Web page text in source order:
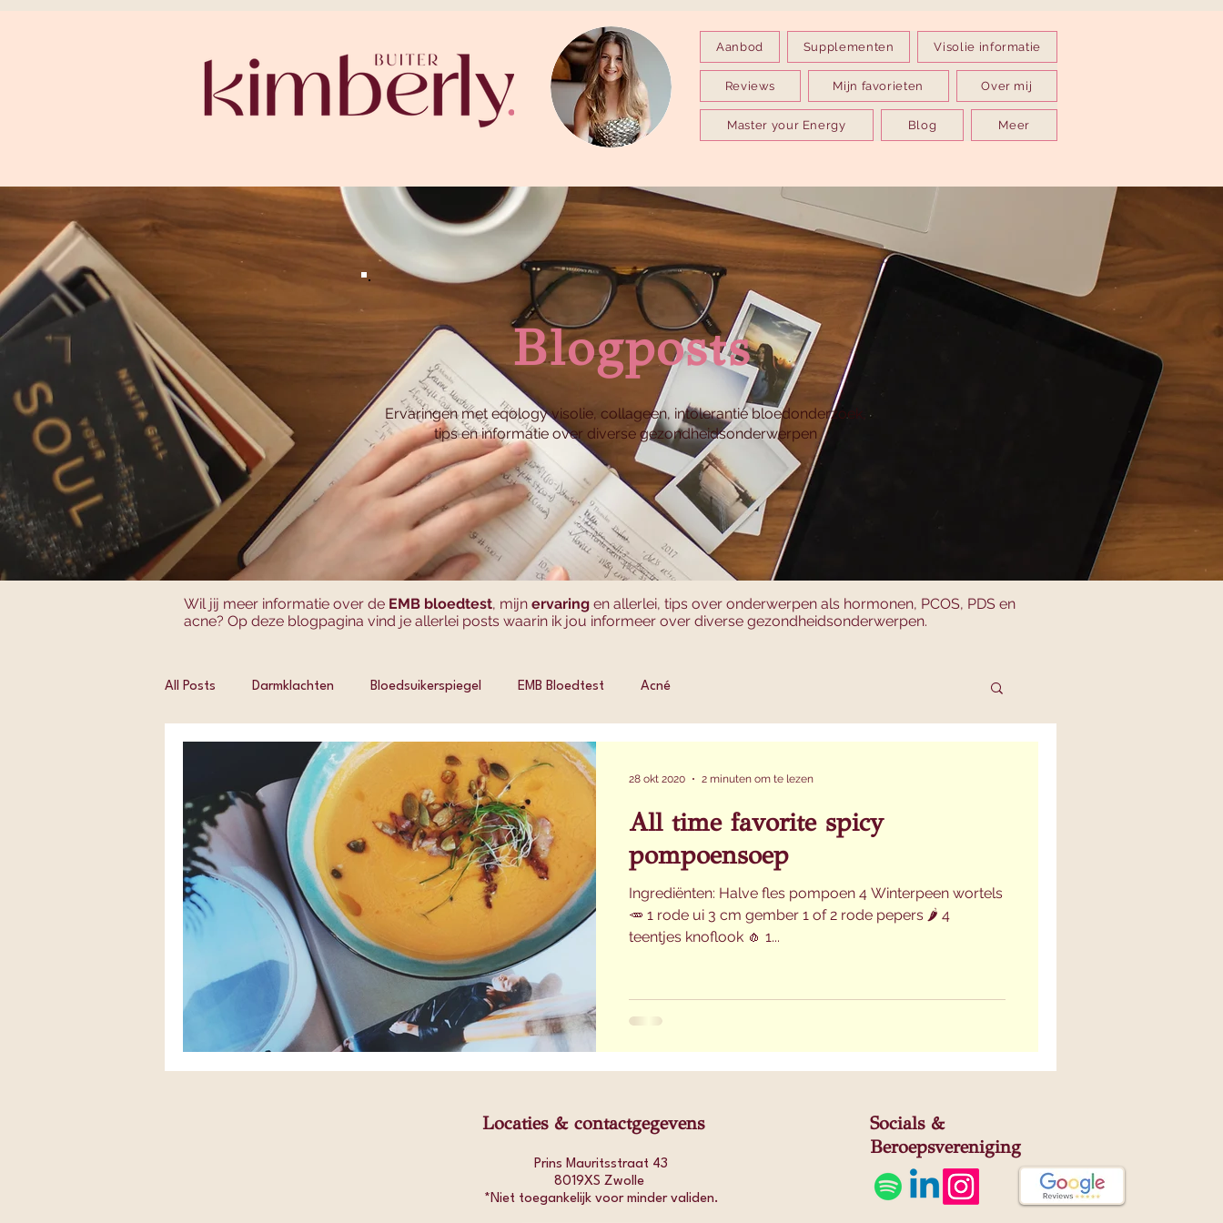
Aanbod Supplementen Visolie informatie
Reviews Mijn favorieten Over mij
Master your Energy Blog Meer
Blogposts
Ervaringen met eqology visolie, collageen, intolerantie bloedonderzoek,
tips en informatie over diverse gezondheidsonderwerpen
Wil jij meer informatie over de EMB bloedtest, mijn ervaring en allerlei, tips over onderwerpen als hormonen, PCOS, PDS en
acne? Op deze blogpagina vind je allerlei posts waarin ik jou informeer over diverse gezondheidsonderwerpen.
All Posts Darmklachten Bloedsuikerspiegel EMB Bloedtest Acné
All time favorite spicy
pompoensoep
Ingrediënten: Halve fles pompoen 4 Winterpeen wortels
🥕 1 rode ui 3 cm gember 1 of 2 rode pepers 🌶 4
teentjes knoflook 🧄 1...
28 okt 2020 2 minuten om te lezen
Locaties & contactgegevens
Prins Mauritsstraat 43
8019XS Zwolle
*Niet toegankelijk voor minder validen.​
Socials &
Beroepsvereniging